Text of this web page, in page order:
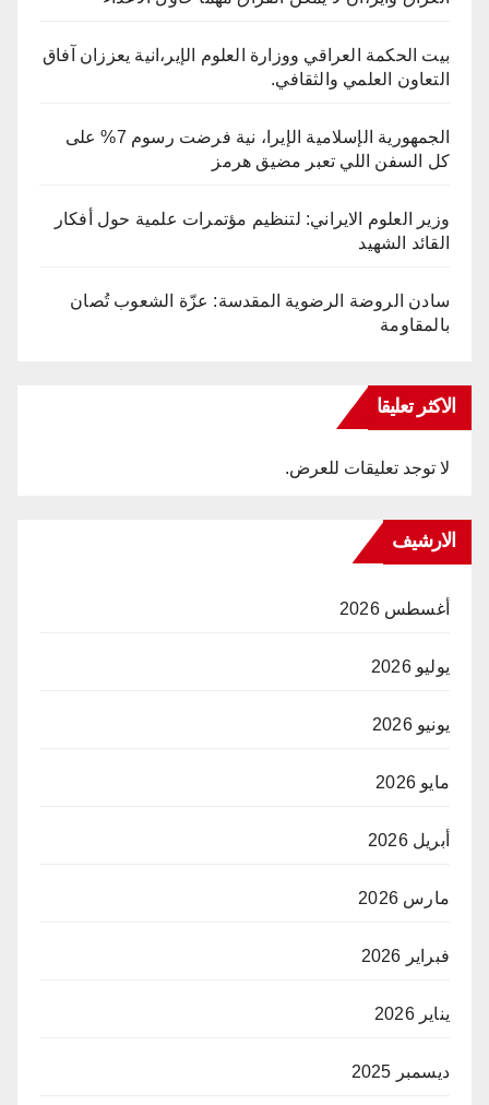
بيت الحكمة العراقي ووزارة العلوم الإير،انية يعززان آفاق
التعاون العلمي والثقافي.
الجمهورية الإسلامية الإيرا، نية فرضت رسوم 7% على
كل السفن اللي تعبر مضيق هرمز
وزير العلوم الايراني: لتنظيم مؤتمرات علمية حول أفكار
القائد الشهيد
سادن الروضة الرضوية المقدسة: عزّة الشعوب تُصان
بالمقاومة
الاكثر تعليقا
لا توجد تعليقات للعرض.
الارشيف
أغسطس 2026
يوليو 2026
يونيو 2026
مايو 2026
أبريل 2026
مارس 2026
فبراير 2026
يناير 2026
ديسمبر 2025